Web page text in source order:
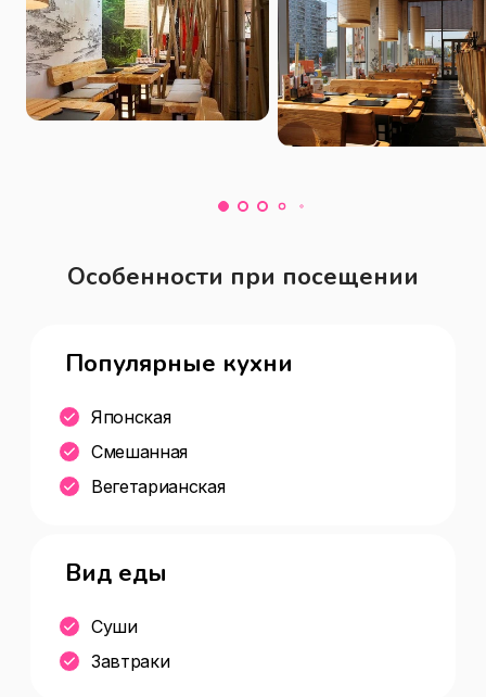
Особенности при посещении
Популярные кухни
Японская
Смешанная
Вегетарианская
Вид еды
Суши
Завтраки